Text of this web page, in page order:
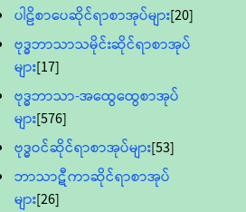
ပါဠိစာပေဆိုင်ရာစာအုပ်များ[20]
ဗုဒ္ဓဘာသာသမိုင်းဆိုင်ရာစာအုပ်
များ[17]
ဗုဒ္ဓဘာသာ-အထွေထွေစာအုပ်
များ[576]
ဗုဒ္ဓဝင်ဆိုင်ရာစာအုပ်များ[53]
ဘာသာဋီကာဆိုင်ရာစာအုပ်
များ[26]